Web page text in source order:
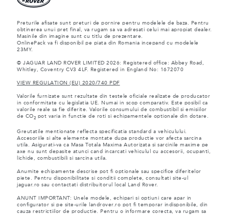
Preturile afisate sunt preturi de pornire pentru modelele de baza. Pentru
obtinerea unui pret final, va rugam sa va adresati celui mai apropiat dealer.
Masinile din imagine sunt cu titlu de prezentare.
OnlinePack va fi disponibil pe piata din Romania incepand cu modelele
23MY.
© JAGUAR LAND ROVER LIMITED 2026: Registered office: Abbey Road,
Whitley, Coventry CV3 4LF. Registered in England No: 1672070
VIEW REGULATION (EU) 2020/740 PDF
Valorile furnizate sunt rezultate din testele oficiale realizate de producator
in conformitate cu legislatia UE. Numai in scop comparativ. Este posibil ca
valorile reale sa fie diferite. Valorile consumului de combustibil si emisiilor
de CO2 pot varia in functie de roti si echipamentele optionale din dotare.
Greutatile mentionate reflecta specificatia standard a vehiculului.
Accesoriile si alte elemente montate dupa productie vor afecta sarcina
utila. Asigurati-va ca Masa Totala Maxima Autorizata si sarcinile maxime pe
axe nu sunt depasite atunci cand incarcati vehiculul cu accesorii, ocupanti,
lichide, combustibili si sarcina utila.
Anumite echipamente descrise pot fi optionale sau specifice diferitelor
piete. Pentru disponibilitate si conditii complete, consultati site-ul
jaguar.ro sau contactati distribuitorul local Land Rover.
ANUNT IMPORTANT: Unele modele, echipari si optiuni care apar in
configurator si pe site-urile landrover.ro pot fi temporar indisponibile, din
cauza restrictiilor de productie. Pentru o informare corecta, va rugam sa